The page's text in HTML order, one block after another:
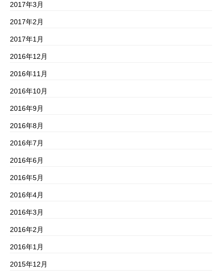
2017年3月
2017年2月
2017年1月
2016年12月
2016年11月
2016年10月
2016年9月
2016年8月
2016年7月
2016年6月
2016年5月
2016年4月
2016年3月
2016年2月
2016年1月
2015年12月